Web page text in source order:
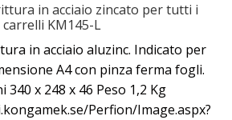
in acciaio zincato per tutti i
carrelli KM145-L
in acciaio aluzinc. Indicato per
A4 con pinza ferma fogli.
340 x 248 x 46 Peso 1,2 Kg
Perfion/Image.aspx?